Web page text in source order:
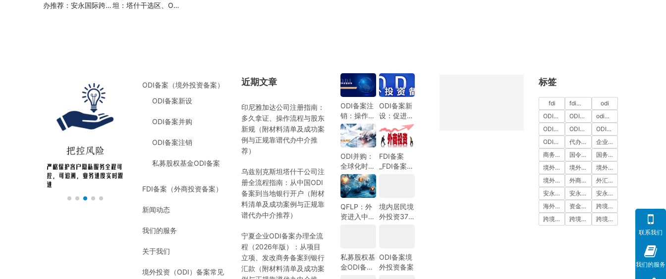
办推荐：安永国际跨境坦：塔什干选区、ODI
ODI备案（境外投资备案）
ODI备案新设
ODI备案并购
ODI备案注销
私募股权基金ODI备案
FDI备案（外商投资备案）
新闻动态
我们的服务
关于我们
境外投资（ODI）备案常见
近期文章
印尼雅加达公司注册指南：
多久拿证、操作流程与股东
新规（附材料清单及成功案
例与正规靠谱代办中介推
荐）
乌兹别克斯坦塔什干公司注
册全流程指南：从中国ODI
备案到当地银行开户（附材
料清单及成功案例与正规靠
谱代办中介推荐）
宁夏企业ODI备案办理全流
程（2026年版）：从项目
立项、发改商务备案到银行
汇款（附材料清单及成功案
ODI备案注
销：操作指
南与注意事
项
ODI备案新
设：促进中
国企业全球
化发展的新
机遇
ODI并购：
全球化时代
的企业战略
选择
FDI备案
_FDI备案指
规圈
QFLP：外
资进入中国
境内居民境
外投资37
私募股权基
金ODI备案
ODI备案境
外投资备案
标签
fdi fdi备案
odi
ODI代办
ODI代办服务
odi备案
ODI备案中介机构
ODI备案代办中介
ODI备案费用
ODI登记
代办ODI多少钱
企业出海
商务部备案
国令第837号
国务院令第837号
境外投资
境外投资备案
境外投资备案流程
境外直接投资
外商投资
外汇登记
安永国际
安永国际ODI备案
安永国际跨境合规圈
海外公司注册服务
资金出境
跨境合规
跨境合规圈
跨境合规服务
跨境投资
联系我们
我们的服务